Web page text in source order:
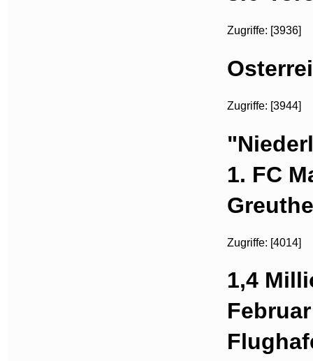
Zugriffe: [3936]
Zugriffe: [3944]
1. FC
Zugriffe: [4014]
1,4